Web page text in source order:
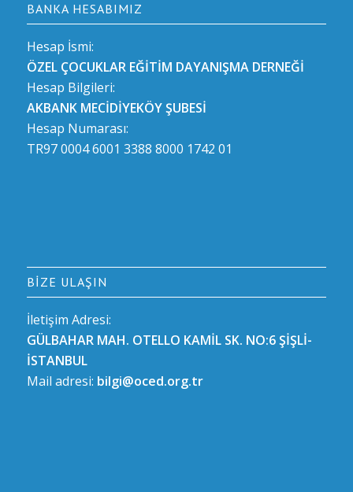
BANKA HESABIMIZ
Hesap İsmi:
ÖZEL ÇOCUKLAR EĞİTİM DAYANIŞMA DERNEĞİ
Hesap Bilgileri:
AKBANK MECİDİYEKÖY ŞUBESİ
Hesap Numarası:
TR97 0004 6001 3388 8000 1742 01
BIZE ULAŞIN
İletişim Adresi:
GÜLBAHAR MAH. OTELLO KAMİL SK. NO:6 ŞİŞLİ-
İSTANBUL
Mail adresi: bilgi@oced.org.tr